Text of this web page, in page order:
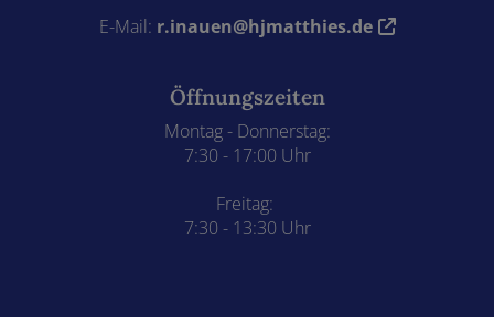
E-Mail: r.inauen@hjmatthies.de
Öffnungszeiten
Montag - Donnerstag:
7:30 - 17:00 Uhr
Freitag:
7:30 - 13:30 Uhr